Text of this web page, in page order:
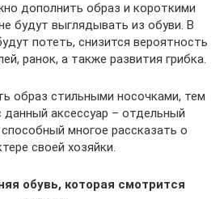
дополнить образ и короткими
будут выглядывать из обуви. В
потеть, снизится вероятность
ранок, а также развития грибка.
образ стильными носочками, тем
данный аксессуар – отдельный
многое рассказать о
своей хозяйки.
обувь, которая смотрится